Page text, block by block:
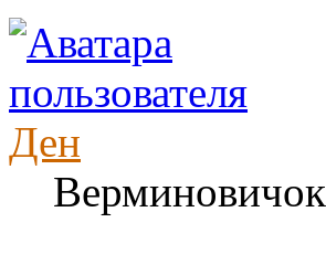
Ден
Верминовичок